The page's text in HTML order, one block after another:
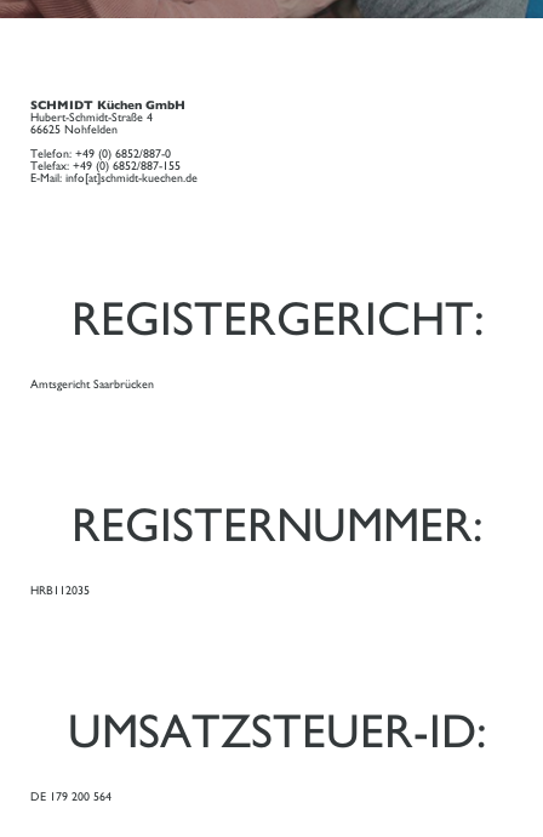
SCHMIDT Küchen GmbH
Hubert-Schmidt-Straße 4
66625 Nohfelden
Telefon: +49 (0) 6852/887-0
Telefax: +49 (0) 6852/887-155
E-Mail: info[at]schmidt-kuechen.de
REGISTERGERICHT:
Amtsgericht Saarbrücken
REGISTERNUMMER:
HRB112035
UMSATZSTEUER-ID:
DE 179 200 564